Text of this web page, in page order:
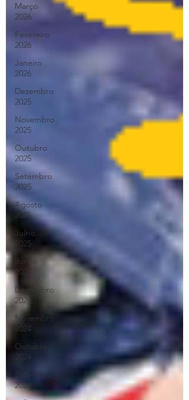
Março
2026
Fevereiro
2026
Janeiro
2026
Dezembro
2025
Novembro
2025
Outubro
2025
Setembro
2025
Agosto
2025
Julho
2025
Junho
2025
Dezembro
2024
Novembro
2024
Outubro
2024
Setembro
2024